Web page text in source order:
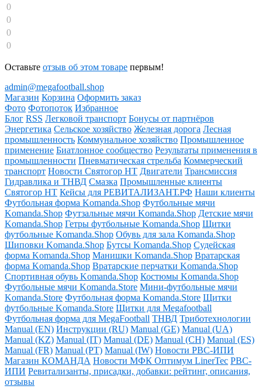
0
0
0
0
Оставьте отзыв об этом товаре первым!
admin@megafootball.shop
Магазин Корзина Оформить заказ
Фото Фотопоток Избранное
Блог RSS Легковой транспорт Бонусы от партнёров
Энергетика Сельское хозяйство Железная дорога Лесная
промышленность Коммунальное хозяйство Промышленное
применение Биатлонное сообщество Результаты применения в
промышленности Пневматическая стрельба Коммерческий
транспорт Новости Святогор НТ Двигатели Трансмиссия
Гидравлика и ТНВД Смазка Промышленные клиенты
Святогор НТ Кейсы для РЕВИТАЛИЗАНТ.РФ Наши клиенты
Футбольная форма Komanda.Shop Футбольные мячи
Komanda.Shop Футзальные мячи Komanda.Shop Детские мячи
Komanda.Shop Гетры футбольные Komanda.Shop Щитки
футбольные Komanda.Shop Обувь для зала Komanda.Shop
Шиповки Komanda.Shop Бутсы Komanda.Shop Судейская
форма Komanda.Shop Манишки Komanda.Shop Вратарская
форма Komanda.Shop Вратарские перчатки Komanda.Shop
Спортивная обувь Komanda.Shop Костюмы Komanda.Shop
Футбольные мячи Komanda.Store Мини-футбольные мячи
Komanda.Store Футбольная форма Komanda.Store Щитки
футбольные Komanda.Store Щитки для Megafootball
Футбольная форма для MegaFootball ТНВД Триботехнологии
Manual (EN) Инструкции (RU) Manual (GE) Manual (UA)
Manual (KZ) Manual (IT) Manual (DE) Manual (CH) Manual (ES)
Manual (FR) Manual (PT) Manual (IW) Новости РВС-ИПИ
Магазин КОМАНДА Новости МФК Оптимум LinerTec РВС-
ИПИ Ревитализанты, присадки, добавки: рейтинг, описания,
отзывы